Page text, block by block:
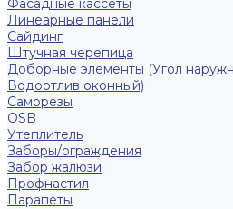
Фасадные кассеты
Линеарные панели
Сайдинг
Штучная черепица
Доборные элементы (Угол
Водоотлив оконный)
Саморезы
OSB
Утеплитель
Заборы/ограждения
Забор жалюзи
Профнастил
Парапеты